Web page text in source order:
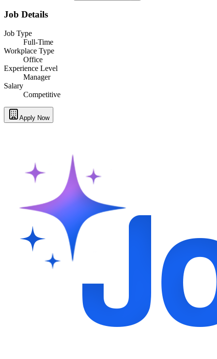
Job Details
Job Type
Full-Time
Workplace Type
Office
Experience Level
Manager
Salary
Competitive
Apply Now